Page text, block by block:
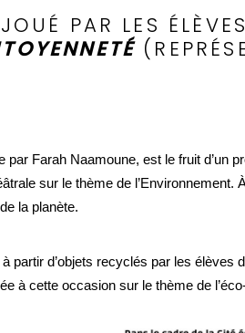
PAR LES
par Farah Naamoune, est le fruit d’un
sur le thème de l’Environnement.
la planète.
partir d’objets recyclés par les
à cette occasion sur le thème de